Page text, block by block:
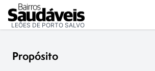
LEÕES DE PORTO SALVO
Propósito